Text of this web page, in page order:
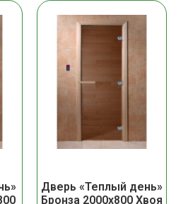
Дверь «Теплый день»
Бронза 2000х800 Хвоя